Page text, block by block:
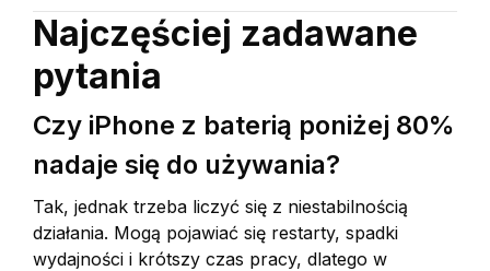
Najczęściej zadawane
pytania
Czy iPhone z baterią poniżej 80%
nadaje się do używania?
Tak, jednak trzeba liczyć się z niestabilnością
działania. Mogą pojawiać się restarty, spadki
wydajności i krótszy czas pracy, dlatego w